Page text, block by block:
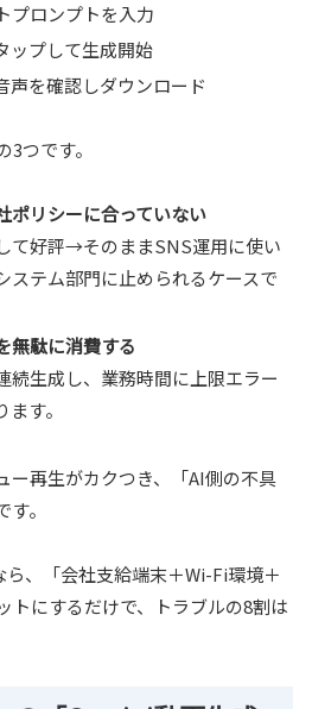
プロンプトを入力
ップして生成開始
声を確認しダウンロード
つです。
ポリシーに合っていない
て好評→そのままSNS運用に使い
ステム部門に止められるケースで
無駄に消費する
続生成し、業務時間に上限エラー
す。
ー再生がカクつき、「AI側の不具
。
、「会社支給端末＋Wi-Fi環境＋
トにするだけで、トラブルの8割は